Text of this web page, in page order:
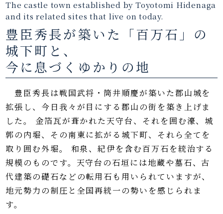
The castle town established by Toyotomi Hidenaga
and its related sites that live on today.
豊臣秀長が築いた「百万石」の
城下町と、
今に息づくゆかりの地
豊臣秀長は戦国武将・筒井順慶が築いた郡山城を
拡張し、今日我々が目にする郡山の街を築き上げま
した。
金箔瓦が葺かれた天守台、それを囲む濠、城
郭の内堀、その南東に拡がる城下町、それら全てを
取り囲む外堀。
和泉、紀伊を含む百万石を統治する
規模のものです。天守台の石垣には地蔵や墓石、古
代建築の礎石などの転用石も用いられていますが、
地元勢力の制圧と全国再統一の勢いを感じられま
す。